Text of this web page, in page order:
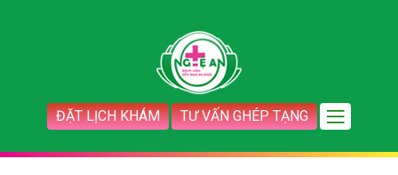
ĐẶT LỊCH KHÁM TƯ VẤN GHÉP TẠNG